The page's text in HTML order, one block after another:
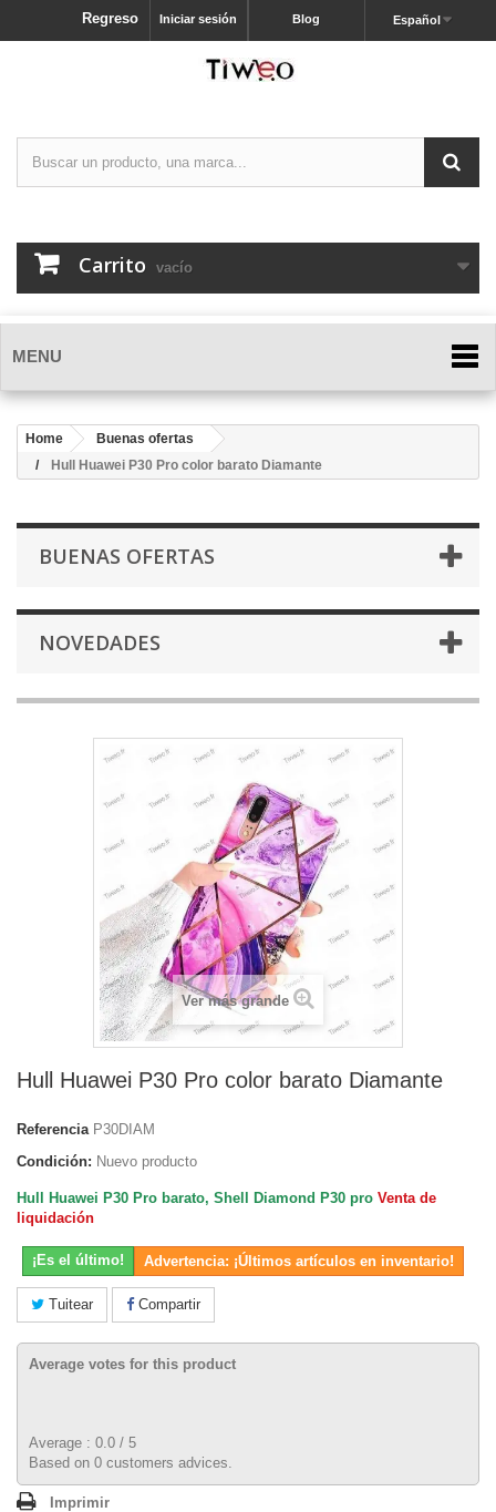
Español
Blog
Iniciar sesión
Regreso
Carrito vacío
MENU
Home
Buenas ofertas
Hull Huawei P30 Pro color barato Diamante
BUENAS OFERTAS
NOVEDADES
Ver más grande
Hull Huawei P30 Pro color barato Diamante
Referencia P30DIAM
Condición: Nuevo producto
Hull Huawei P30 Pro barato, Shell Diamond P30 pro Venta de
liquidación
¡Es el último! Advertencia: ¡Últimos artículos en inventario!
Tuitear Compartir
Average votes for this product
Average : 0.0 / 5
Based on 0 customers advices.
Imprimir